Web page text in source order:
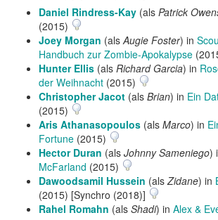
Daniel Rindress-Kay (als Patrick
(2015)
Joey Morgan (als Augie Foster) in
Handbuch zur Zombie-Apokalypse
Hunter Ellis (als Richard Garcia) in
der Weihnacht (2015)
Christopher Jacot (als Brian) in Ein
(2015)
Aris Athanasopoulos (als Marco) in
Fortune (2015)
Hector Duran (als Johnny Sameniego)
McFarland (2015)
Dawoodsamil Hussein (als Zidane) in
(2015) [Synchro (2018)]
Rahel Romahn (als Shadi) in Alex &